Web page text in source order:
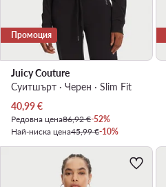
Промоция
Juicy Couture
Суитшърт · Черен · Slim Fit
Актуална цена
40,99€
Редовна цена86,92 €-52%
Най-ниска цена45,99 €-10%